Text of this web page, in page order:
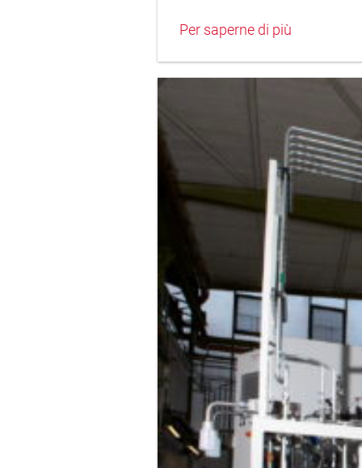
Per saperne di più